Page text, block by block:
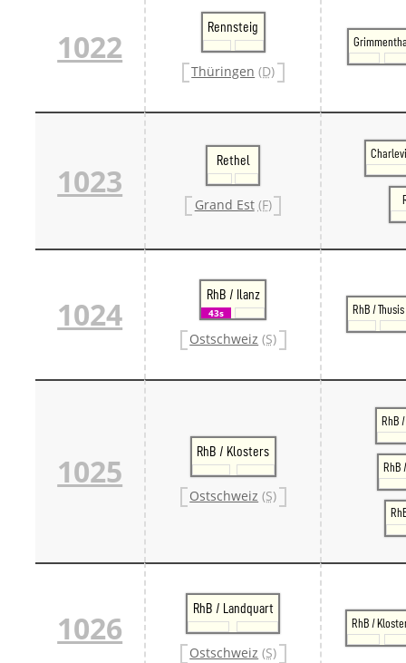
1022
Rennsteig
Thüringen (D)
1023
Rethel
Grand Est (F)
1024
RhB / Ilanz
43s
Ostschweiz (S)
RhB / Thusis
1025
RhB / Klosters
Ostschweiz (S)
RhB
RhB
1026
RhB / Landquart
Ostschweiz (S)
RhB /